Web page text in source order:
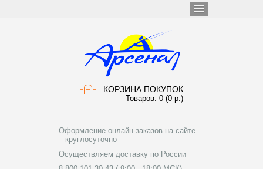
КОРЗИНА ПОКУПОК
Товаров: 0 (0 р.)
Оформление онлайн-заказов на сайте
— круглосуточно
Осуществляем доставку по России